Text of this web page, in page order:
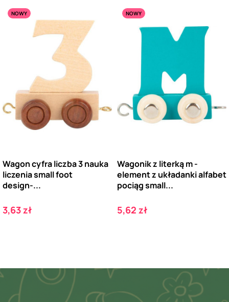
NOWY
Wagon cyfra liczba 3 nauka
liczenia small foot
design-...
Cena
3,63 zł
NOWY
Wagonik z literką m -
element z układanki alfabet
pociąg small...
Cena
5,62 zł